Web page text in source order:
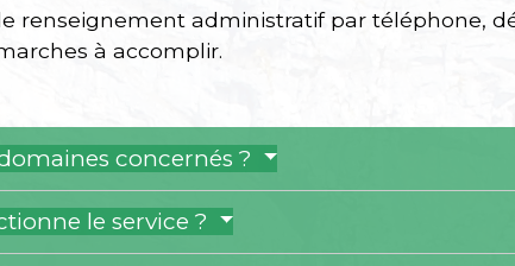
renseignement administratif par téléphone,
à accomplir.
concernés ?
le service ?